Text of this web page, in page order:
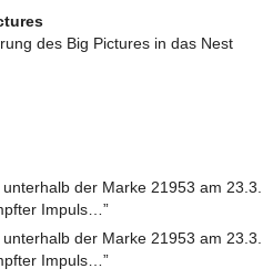
des Big Pictures in das Nest
der Marke 21953 am 23.3.
Impuls…”
der Marke 21953 am 23.3.
Impuls…”